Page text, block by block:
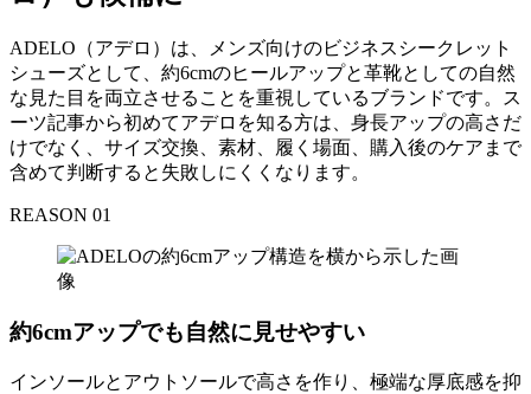
ADELO（アデロ）は、メンズ向けのビジネスシークレット
シューズとして、約6cmのヒールアップと革靴としての自然
な見た目を両立させることを重視しているブランドです。ス
ーツ記事から初めてアデロを知る方は、身長アップの高さだ
けでなく、サイズ交換、素材、履く場面、購入後のケアまで
含めて判断すると失敗しにくくなります。
REASON 01
約6cmアップでも自然に見せやすい
インソールとアウトソールで高さを作り、極端な厚底感を抑